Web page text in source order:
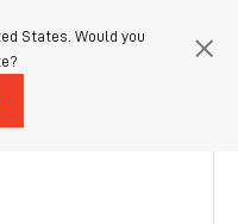
States. Would you